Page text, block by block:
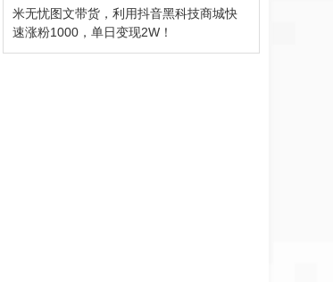
米无忧图文带货，利用抖音黑科技商城快
速涨粉1000，单日变现2W！